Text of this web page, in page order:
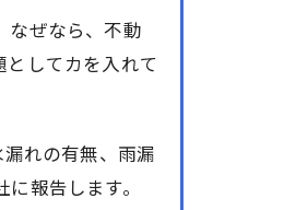
なぜなら、不動
してカを入れて
れの有無、雨漏
報告します。